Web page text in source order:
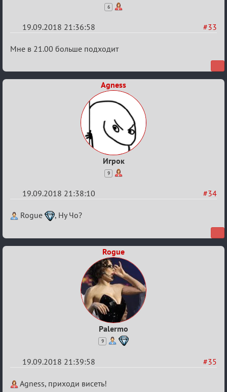
6
#33
19.09.2018 21:36:58
Re:
X
Мне в 21.00 больше подходит
Agness
Игрок
9
#34
19.09.2018 21:38:10
Re:
X
Rogue , Ну Чо?
Rogue
Palermo
9
#35
19.09.2018 21:39:58
Re:Agness, приходи висеть!